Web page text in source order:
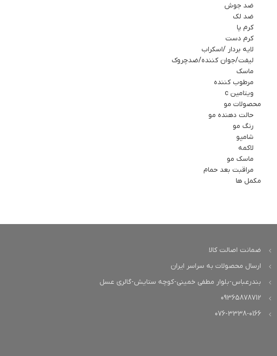
ضد جوش
ضد لک
کرم پا
کرم دست
لایه بردار /اسکراب
لیفت/جوان کننده/ضدچروک
ماسك
مرطوب کننده
ویتامین c
محصولات مو
حالت دهنده مو
رنگ مو
شامپو
لاکمه
ماسک مو
مراقبت بعد حمام
مکمل ها
ضمانت اصالت کالا
ارسال محصولات به سراسر ایران
بندرعباس-بلوار مطفی خمینی-کوچه ستایش-گالری عسل
09365878712
076-3338-0166